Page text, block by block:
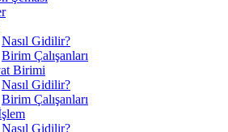
Nasıl Gidilir?
Birim Çalışanları
Birimi
Nasıl Gidilir?
Birim Çalışanları
Nasıl Gidilir?